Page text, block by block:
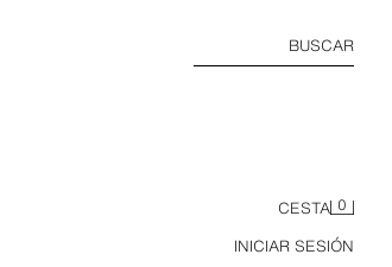
BUSCAR
CESTA 0
INICIAR SESIÓN